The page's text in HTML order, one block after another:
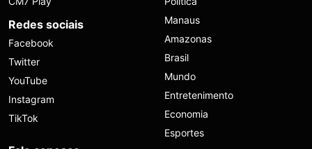
Redes sociais
Facebook
Twitter
YouTube
Instagram
TikTok
Manaus
Amazonas
Brasil
Mundo
Entretenimento
Economia
Esportes